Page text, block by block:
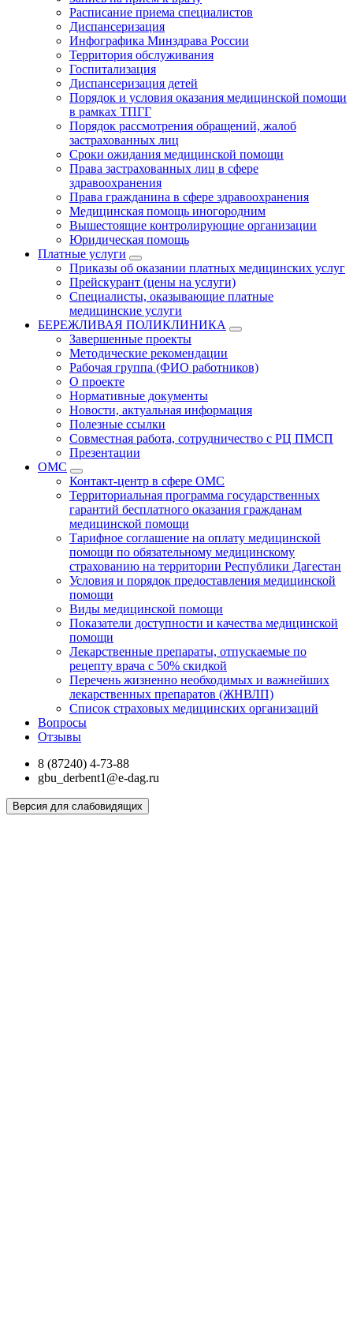
Расписание приема специалистов
Диспансеризация
Инфографика Минздрава России
Территория обслуживания
Госпитализация
Диспансеризация детей
Порядок и условия оказания медицинской помощи
в рамках ТПГГ
Порядок рассмотрения обращений, жалоб
застрахованных лиц
Сроки ожидания медицинской помощи
Права застрахованных лиц в сфере
здравоохранения
Права гражданина в сфере здравоохранения
Медицинская помощь иногородним
Вышестоящие контролирующие организации
Юридическая помощь
Платные услуги
Приказы об оказании платных медицинских услуг
Прейскурант (цены на услуги)
Специалисты, оказывающие платные
медицинские услуги
БЕРЕЖЛИВАЯ ПОЛИКЛИНИКА
Завершенные проекты
Методические рекомендации
Рабочая группа (ФИО работников)
О проекте
Нормативные документы
Новости, актуальная информация
Полезные ссылки
Совместная работа, сотрудничество с РЦ ПМСП
Презентации
ОМС
Контакт-центр в сфере ОМС
Территориальная программа государственных
гарантий бесплатного оказания гражданам
медицинской помощи
Тарифное соглашение на оплату медицинской
помощи по обязательному медицинскому
страхованию на территории Республики Дагестан
Условия и порядок предоставления медицинской
помощи
Виды медицинской помощи
Показатели доступности и качества медицинской
помощи
Лекарственные препараты, отпускаемые по
рецепту врача с 50% скидкой
Перечень жизненно необходимых и важнейших
лекарственных препаратов (ЖНВЛП)
Список страховых медицинских организаций
Вопросы
Отзывы
8 (87240) 4-73-88
gbu_derbent1@e-dag.ru
Версия для слабовидящих